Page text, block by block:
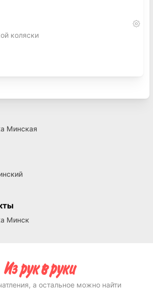
коляски
Минская
Минск
а остальное можно найти